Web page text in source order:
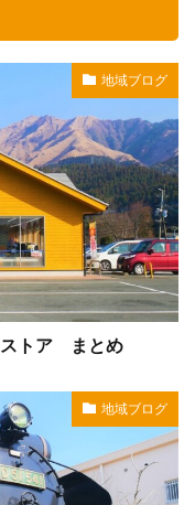
地域ブログ
ストア まとめ
地域ブログ